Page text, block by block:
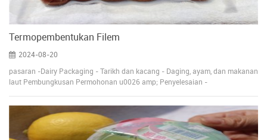
Termopembentukan Filem
2024-08-20
pasaran -Dairy Packaging - Tarikh dan kacang - Daging, ayam, dan makanan
laut Pembungkusan Permohonan u0026 amp; Penyelesaian -
lapisan PA untuk rintangan tusukan yang sangat baik kelebihan - prestasi
membentuk tertunggak - Pelbagai penghantaran oksigen, termasuk
sederhana dan halangan yang tinggi - kejelasan Hubungan baik - kesan